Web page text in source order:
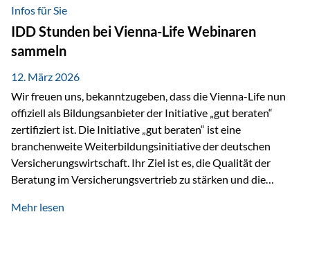
Vermögensschutz strategisch miteinander verbindet.
Warum klassische Nachfolgeplanung oft scheitert Viele
Vermögen werden erst im Todesfall übertragen. Das kann zu
Problemen führen: Hohe Erbschaftsteuern Streitigkeiten
zwischen Erben Liquiditätsprobleme bei Immobilien…
Infos für Sie
IDD Stunden bei Vienna-Life Webinaren
sammeln
12. März 2026
Wir freuen uns, bekanntzugeben, dass die Vienna-Life nun
offiziell als Bildungsanbieter der Initiative „gut beraten“
zertifiziert ist. Die Initiative „gut beraten“ ist eine
branchenweite Weiterbildungsinitiative der deutschen
Versicherungswirtschaft. Ihr Ziel ist es, die Qualität der
Beratung im Versicherungsvertrieb zu stärken und die
Personen transparent zu dokumentieren. Seit der
Mehr lesen